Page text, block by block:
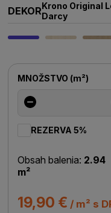
DEKORKrono Original
Darcy
MNOŽSTVO (m²)
REZERVA 5%
Obsah balenia: 2.94
m²
19,90 € / m² s